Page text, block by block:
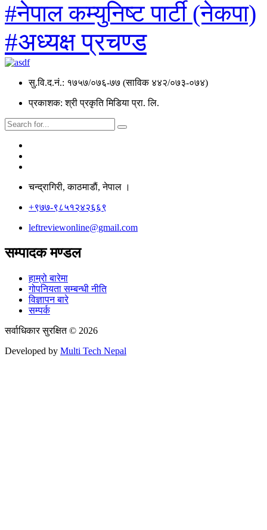
#नेपाल कम्युनिष्ट पार्टी (नेकपा)
#अध्यक्ष प्रचण्ड
सु.वि.द.नं.: १७५७/०७६-७७ (साविक ४४२/०७३-०७४)
प्रकाशक: श्री प्रकृति मिडिया प्रा. लि.
चन्द्रागिरी, काठमाडाैं, नेपाल ।
+९७७-९८५१२४२६६९
leftreviewonline@gmail.com
सम्पादक मण्डल
हाम्रो बारेमा
गोपनियता सम्बन्धी नीति
विज्ञापन बारे
सम्पर्क
सर्वाधिकार सुरक्षित © 2026
Developed by Multi Tech Nepal